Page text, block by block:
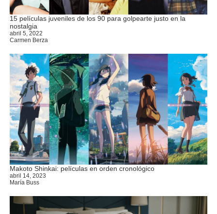
15 películas juveniles de los 90 para golpearte justo en la
nostalgia
abril 5, 2022
Carmen Berza
Makoto Shinkai: películas en orden cronológico
abril 14, 2023
María Buss